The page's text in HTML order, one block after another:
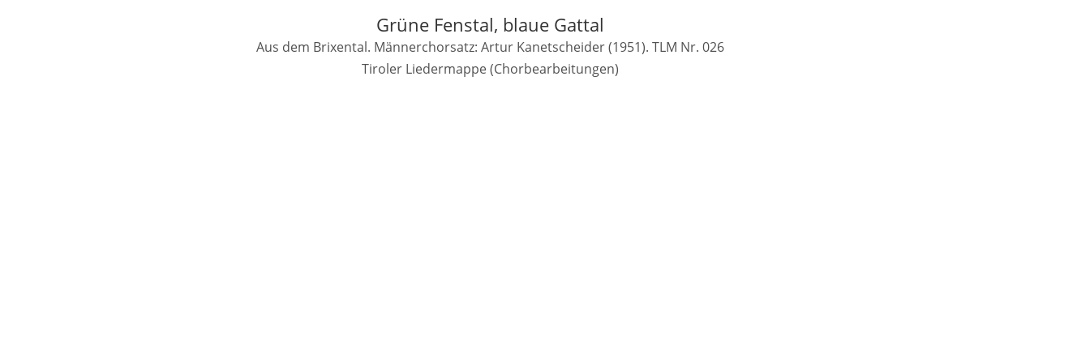
Grüne Fenstal, blaue Gattal
Aus dem Brixental. Männerchorsatz: Artur Kanetscheider (1951). TLM Nr. 026
Tiroler Liedermappe (Chorbearbeitungen)